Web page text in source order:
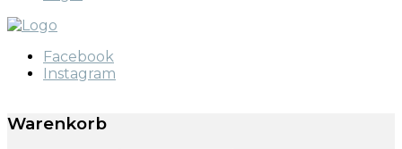
Facebook
Instagram
Warenkorb